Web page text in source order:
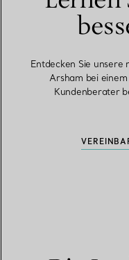
Entdecken Sie unsere
Arsham bei
Kundenberater